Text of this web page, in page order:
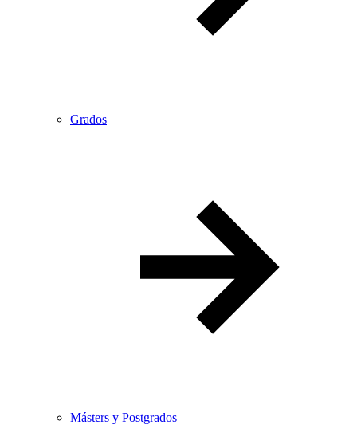
Grados
Másters y Postgrados